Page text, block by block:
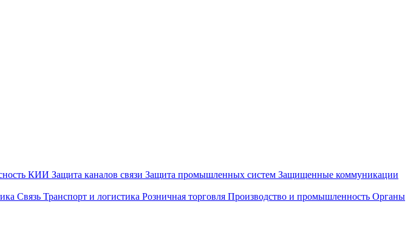
КИИ Защита каналов связи Защита промышленных систем Защищенные коммуникации
Связь Транспорт и логистика Розничная торговля Производство и промышленность Органы